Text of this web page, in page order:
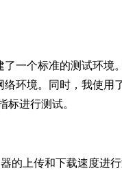
一个标准的测试环境
环境。同时，我使用
标进行测试。
的上传和下载速度进